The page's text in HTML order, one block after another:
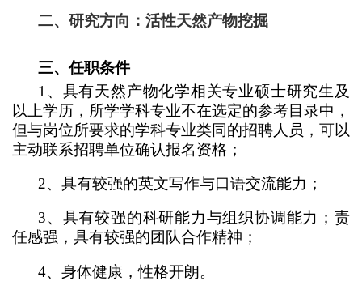
二、研究方向：活性天然产物挖掘
三、任职条件
1 、具有天然产物化学相关专业硕士研究生及
以上学历，所学学科专业不在选定的参考目录中，
但与岗位所要求的学科专业类同的招聘人员，可以
主动联系招聘单位确认报名资格；
2、具有较强的英文写作与口语交流能力；
3、具有较强的科研能力与组织协调能力；责
任感强，具有较强的团队合作精神；
4、身体健康，性格开朗。